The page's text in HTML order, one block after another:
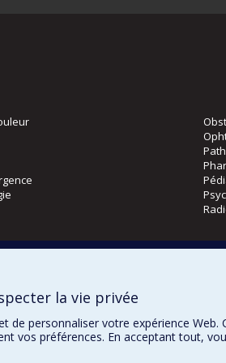
la vie privée
de personnaliser votre expérience
vos préférences. En acceptant tout,